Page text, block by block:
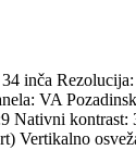
inča
VA
Nativni kontrast:
Vertikalno